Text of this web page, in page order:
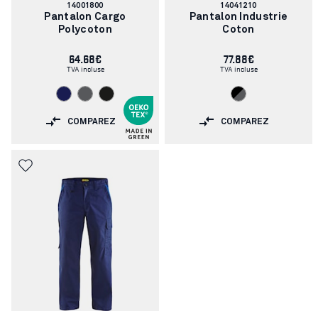
Numéro
d'article:
14001800
Pantalon Cargo
Polycoton
64.68€
TVA incluse
COMPAREZ
Numéro
d'article:
14041210
Pantalon Industrie
Coton
77.88€
TVA incluse
COMPAREZ